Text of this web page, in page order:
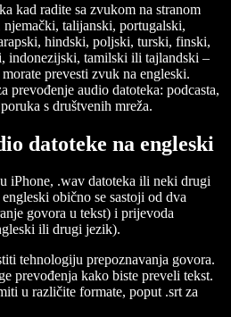
kad radite sa zvukom na stranom
talijanski, portugalski,
hindski, poljski, turski, finski,
indonezijski, tamilski ili tajlandski –
prevesti zvuk na engleski.
prevođenje audio datoteka: podcasta,
s društvenih mreža.
datoteke na engleski
iPhone, .wav datoteka ili neki drugi
obično se sastoji od dva
govora u tekst) i prijevoda
ili drugi jezik).
tehnologiju prepoznavanja govora.
prevođenja kako biste preveli tekst.
u različite formate, poput .srt za